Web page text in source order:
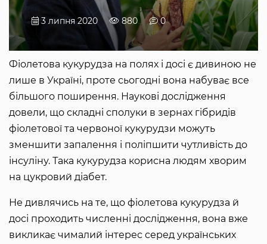
3 липня 2020 880 0
Фіолетова кукурудза на полях і досі є дивиною не
лише в Україні, проте сьогодні вона набуває все
більшого поширення. Наукові дослідження
довели, що складні сполуки в зернах гібридів
фіолетової та червоної кукурудзи можуть
зменшити запалення і поліпшити чутливість до
інсуліну. Така кукурудза корисна людям хворим
на цукровий діабет.
Не дивлячись на те, що фіолетова кукурудза й
досі проходить численні дослідження, вона вже
викликає чималий інтерес серед українських